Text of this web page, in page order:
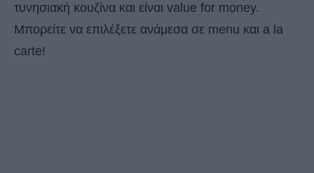
τυνησιακή κουζίνα και είναι value for money.
Μπορείτε να επιλέξετε ανάμεσα σε menu και a la
carte!